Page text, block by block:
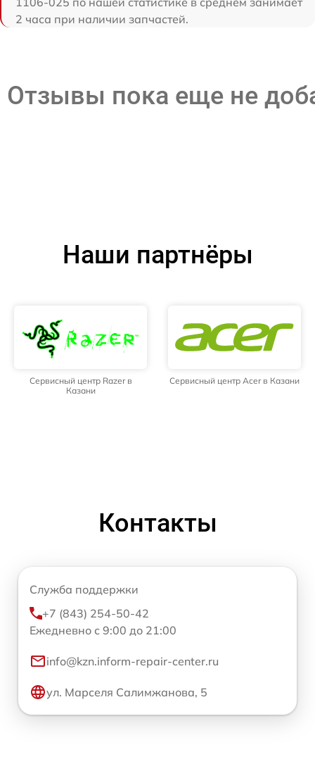
2 часа при наличии запчастей.
Отзывы пока еще не
Наши партнёры
Сервисный центр Razer в
Казани
Сервисный центр Acer в Казани
Контакты
Служба поддержки
+7 (843) 254-50-42
Ежедневно с 9:00 до 21:00
info@kzn.inform-repair-center.ru
ул. Марселя Салимжанова, 5